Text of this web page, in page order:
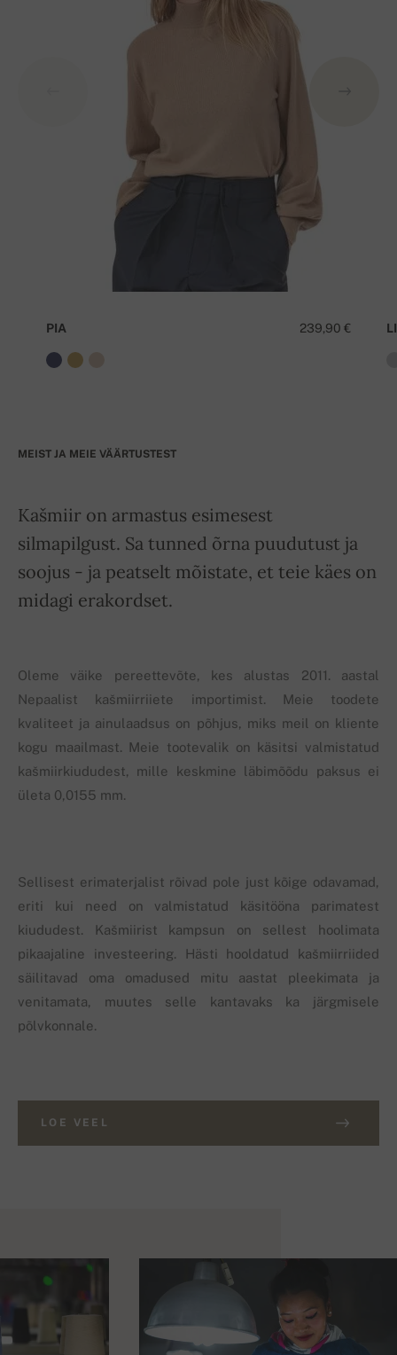
239,90 €
PIA
MEIST JA MEIE VÄÄRTUSTEST
Kašmiir on armastus esimesest
silmapilgust. Sa tunned õrna puudutust ja
soojus - ja peatselt mõistate, et teie käes on
midagi erakordset.
Oleme väike pereettevõte, kes alustas 2011. aastal
Nepaalist kašmiirriiete importimist. Meie toodete
kvaliteet ja ainulaadsus on põhjus, miks meil on kliente
kogu maailmast. Meie tootevalik on käsitsi valmistatud
kašmiirkiududest, mille keskmine läbimõõdu paksus ei
ületa 0,0155 mm.
Sellisest erimaterjalist rõivad pole just kõige odavamad,
eriti kui need on valmistatud käsitööna parimatest
kiududest. Kašmiirist kampsun on sellest hoolimata
pikaajaline investeering. Hästi hooldatud kašmiirriided
säilitavad oma omadused mitu aastat pleekimata ja
venitamata, muutes selle kantavaks ka järgmisele
põlvkonnale.
LOE VEEL